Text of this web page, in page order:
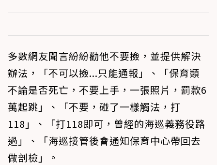
多數網友聞言紛紛勸他不要撿，並提供解決
辦法，「不可以撿...只能通報」、「保育類
不論是否死亡，不要上手，一張照片，罰款6
萬起跳」、「不要，碰了一樣觸法，打
118」、「打118即可，曾經的海巡義務役路
過」、「海巡接管後會通知保育中心帶回去
做剖檢」。